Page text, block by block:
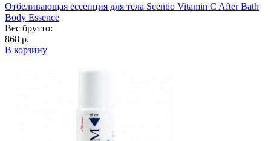
Отбеливающая ессенция для тела Scentio Vitamin C After Bath
Body Essence
Вес брутто:
868 р.
В корзину